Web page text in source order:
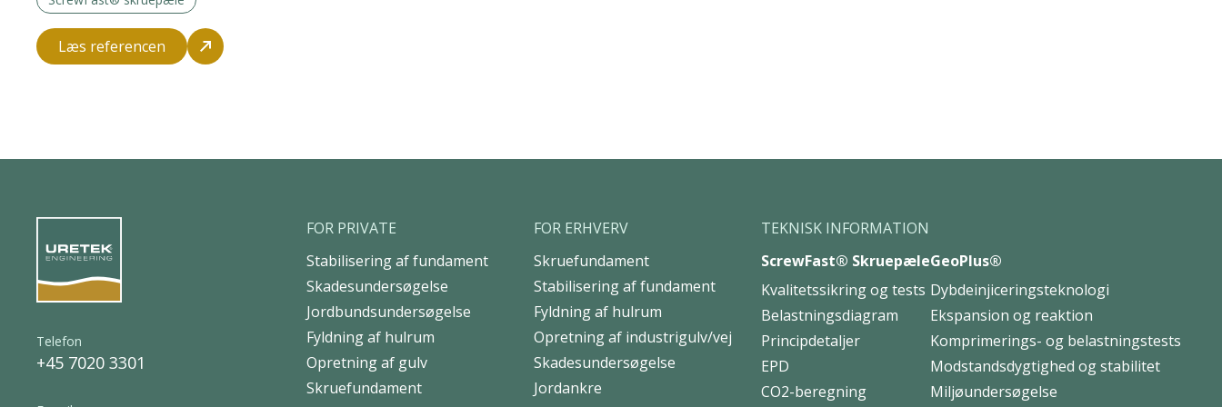
Læs referencen
Telefon
+45 7020 3301
FOR PRIVATE
Stabilisering af fundament
Skadesundersøgelse
Jordbundsundersøgelse
Fyldning af hulrum
Opretning af gulv
Skruefundament
FOR ERHVERV
Skruefundament
Stabilisering af fundament
Fyldning af hulrum
Opretning af industrigulv/vej
Skadesundersøgelse
Jordankre
TEKNISK INFORMATION
ScrewFast® Skruepæle
Kvalitetssikring og tests
Belastningsdiagram
Principdetaljer
EPD
CO2-beregning
GeoPlus®
Dybdeinjiceringsteknologi
Ekspansion og reaktion
Komprimerings- og belastningstests
Modstandsdygtighed og stabilitet
Miljøundersøgelse